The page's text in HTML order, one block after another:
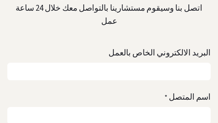
اتصل بنا وسيقوم مستشارينا بالتواصل معك خلال 24 ساعة
عمل
البريد الالكتروني الخاص بالعمل
اسم المتصل *